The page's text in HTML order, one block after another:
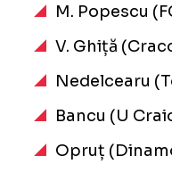
M. Popescu
V. Ghiță
Nedelcearu
Bancu (U
Opruț